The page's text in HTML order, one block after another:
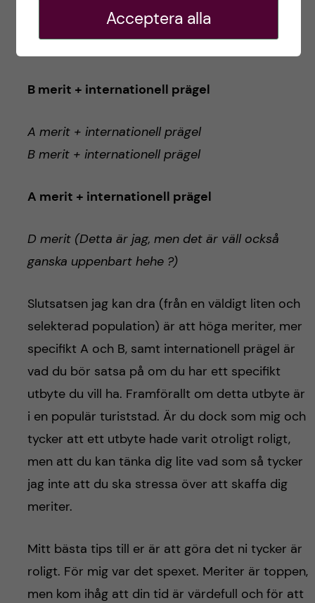
The Mayo Clinic, USA
B merit + internationell prägel
A merit + internationell prägel
B merit + internationell prägel
A merit + internationell prägel
D merit (Detta är jag, men det är väll också
ganska uppenbart hehe ?)
Slutsatsen jag kan dra (från en väldigt liten och
selekterad population) är att höga meriter, mer
specifikt A och B, samt internationell prägel är
vad du bör satsa på om du har ett specifikt
utbyte du vill ha. Framförallt om detta utbyte är
i en populär turiststad. Är du dock som mig och
tycker att ett utbyte hade varit otroligt roligt,
men att du kan tänka dig lite vad som så tycker
jag inte att du ska stressa över att skaffa dig
meriter.
Mitt bästa tips till er är att göra det ni tycker är
roligt. För mig var det spexet. Meriter är toppen,
men kom ihåg att din tid är värdefull och för att
Acceptera alla